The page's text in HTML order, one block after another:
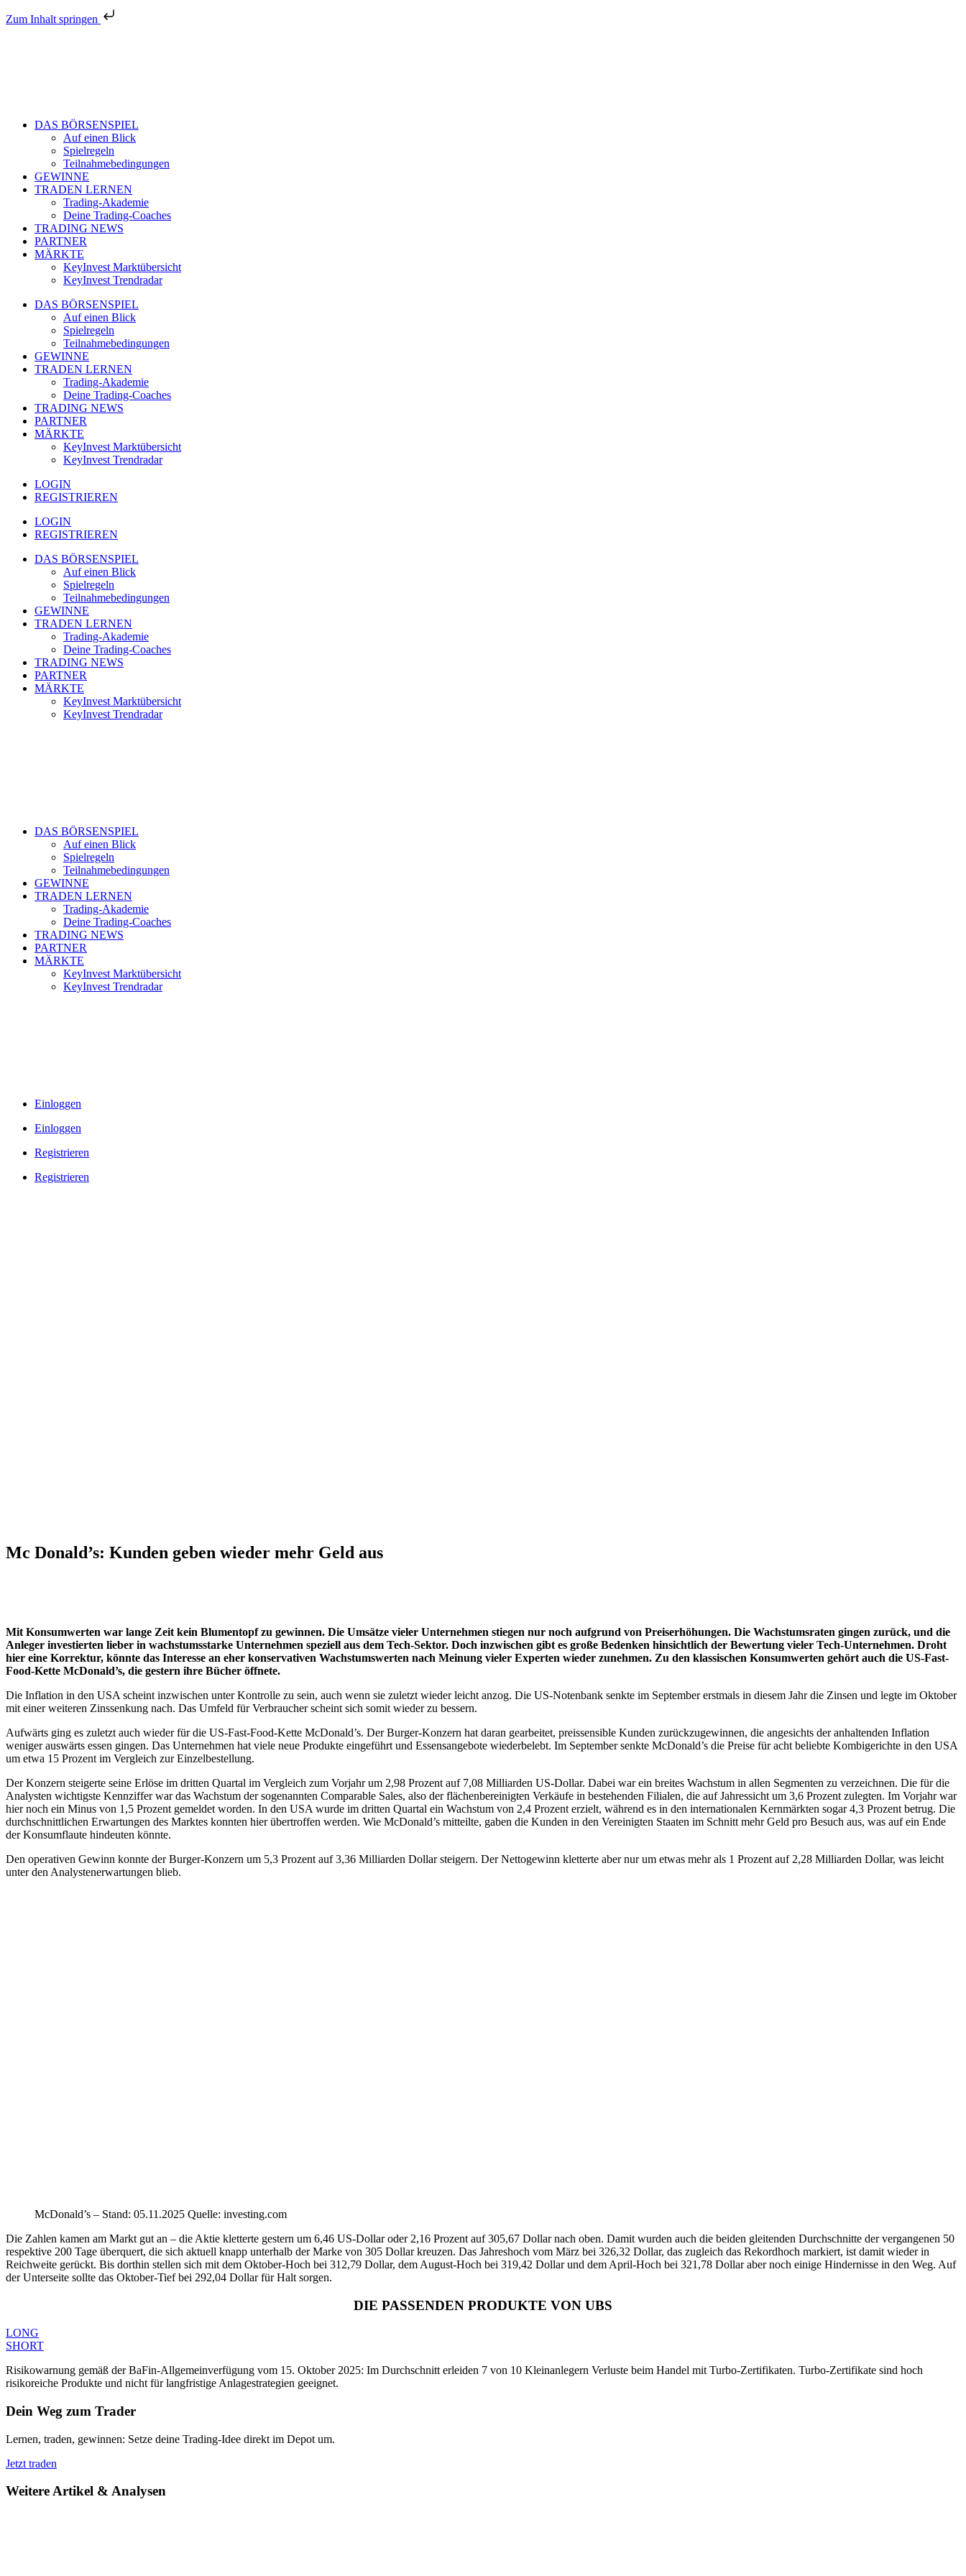
Zum Inhalt springen
DAS BÖRSENSPIEL
Auf einen Blick
Spielregeln
Teilnahmebedingungen
GEWINNE
TRADEN LERNEN
Trading-Akademie
Deine Trading-Coaches
TRADING NEWS
PARTNER
MÄRKTE
KeyInvest Marktübersicht
KeyInvest Trendradar
DAS BÖRSENSPIEL
Auf einen Blick
Spielregeln
Teilnahmebedingungen
GEWINNE
TRADEN LERNEN
Trading-Akademie
Deine Trading-Coaches
TRADING NEWS
PARTNER
MÄRKTE
KeyInvest Marktübersicht
KeyInvest Trendradar
LOGIN
REGISTRIEREN
LOGIN
REGISTRIEREN
DAS BÖRSENSPIEL
Auf einen Blick
Spielregeln
Teilnahmebedingungen
GEWINNE
TRADEN LERNEN
Trading-Akademie
Deine Trading-Coaches
TRADING NEWS
PARTNER
MÄRKTE
KeyInvest Marktübersicht
KeyInvest Trendradar
DAS BÖRSENSPIEL
Auf einen Blick
Spielregeln
Teilnahmebedingungen
GEWINNE
TRADEN LERNEN
Trading-Akademie
Deine Trading-Coaches
TRADING NEWS
PARTNER
MÄRKTE
KeyInvest Marktübersicht
KeyInvest Trendradar
Einloggen
Einloggen
Registrieren
Registrieren
Mc Donald’s: Kunden geben wieder mehr Geld aus
Mit Konsumwerten war lange Zeit kein Blumentopf zu gewinnen. Die Umsätze vieler Unternehmen stiegen nur noch aufgrund von Preiserhöhungen. Die Wachstumsraten gingen zurück, und die
Anleger investierten lieber in wachstumsstarke Unternehmen speziell aus dem Tech-Sektor. Doch inzwischen gibt es große Bedenken hinsichtlich der Bewertung vieler Tech-Unternehmen. Droht
hier eine Korrektur, könnte das Interesse an eher konservativen Wachstumswerten nach Meinung vieler Experten wieder zunehmen. Zu den klassischen Konsumwerten gehört auch die US-Fast-
Food-Kette McDonald’s, die gestern ihre Bücher öffnete.
Die Inflation in den USA scheint inzwischen unter Kontrolle zu sein, auch wenn sie zuletzt wieder leicht anzog. Die US-Notenbank senkte im September erstmals in diesem Jahr die Zinsen und legte im Oktober
mit einer weiteren Zinssenkung nach. Das Umfeld für Verbraucher scheint sich somit wieder zu bessern.
Aufwärts ging es zuletzt auch wieder für die US-Fast-Food-Kette McDonald’s. Der Burger-Konzern hat daran gearbeitet, preissensible Kunden zurückzugewinnen, die angesichts der anhaltenden Inflation
weniger auswärts essen gingen. Das Unternehmen hat viele neue Produkte eingeführt und Essensangebote wiederbelebt. Im September senkte McDonald’s die Preise für acht beliebte Kombigerichte in den USA
um etwa 15 Prozent im Vergleich zur Einzelbestellung.
Der Konzern steigerte seine Erlöse im dritten Quartal im Vergleich zum Vorjahr um 2,98 Prozent auf 7,08 Milliarden US-Dollar. Dabei war ein breites Wachstum in allen Segmenten zu verzeichnen. Die für die
Analysten wichtigste Kennziffer war das Wachstum der sogenannten Comparable Sales, also der flächenbereinigten Verkäufe in bestehenden Filialen, die auf Jahressicht um 3,6 Prozent zulegten. Im Vorjahr war
hier noch ein Minus von 1,5 Prozent gemeldet worden. In den USA wurde im dritten Quartal ein Wachstum von 2,4 Prozent erzielt, während es in den internationalen Kernmärkten sogar 4,3 Prozent betrug. Die
durchschnittlichen Erwartungen des Marktes konnten hier übertroffen werden. Wie McDonald’s mitteilte, gaben die Kunden in den Vereinigten Staaten im Schnitt mehr Geld pro Besuch aus, was auf ein Ende
der Konsumflaute hindeuten könnte.
Den operativen Gewinn konnte der Burger-Konzern um 5,3 Prozent auf 3,36 Milliarden Dollar steigern. Der Nettogewinn kletterte aber nur um etwas mehr als 1 Prozent auf 2,28 Milliarden Dollar, was leicht
unter den Analystenerwartungen blieb.
McDonald’s – Stand: 05.11.2025 Quelle: investing.com
Die Zahlen kamen am Markt gut an – die Aktie kletterte gestern um 6,46 US-Dollar oder 2,16 Prozent auf 305,67 Dollar nach oben. Damit wurden auch die beiden gleitenden Durchschnitte der vergangenen 50
respektive 200 Tage überquert, die sich aktuell knapp unterhalb der Marke von 305 Dollar kreuzen. Das Jahreshoch vom März bei 326,32 Dollar, das zugleich das Rekordhoch markiert, ist damit wieder in
Reichweite gerückt. Bis dorthin stellen sich mit dem Oktober-Hoch bei 312,79 Dollar, dem August-Hoch bei 319,42 Dollar und dem April-Hoch bei 321,78 Dollar aber noch einige Hindernisse in den Weg. Auf
der Unterseite sollte das Oktober-Tief bei 292,04 Dollar für Halt sorgen.
DIE PASSENDEN PRODUKTE VON UBS
LONG
SHORT
Risikowarnung gemäß der BaFin-Allgemeinverfügung vom 15. Oktober 2025: Im Durchschnitt erleiden 7 von 10 Kleinanlegern Verluste beim Handel mit Turbo-Zertifikaten. Turbo-Zertifikate sind hoch
risikoreiche Produkte und nicht für langfristige Anlagestrategien geeignet.
Dein Weg zum Trader
Lernen, traden, gewinnen: Setze deine Trading-Idee direkt im Depot um.
Jetzt traden
Weitere Artikel & Analysen